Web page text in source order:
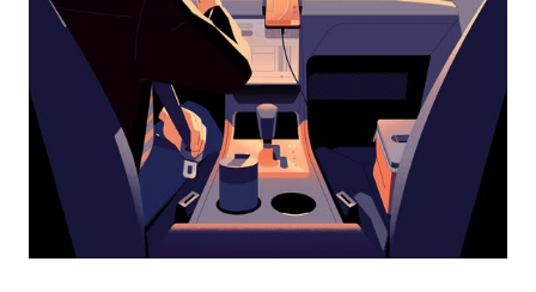
Escape
agenda
te
sluiten.